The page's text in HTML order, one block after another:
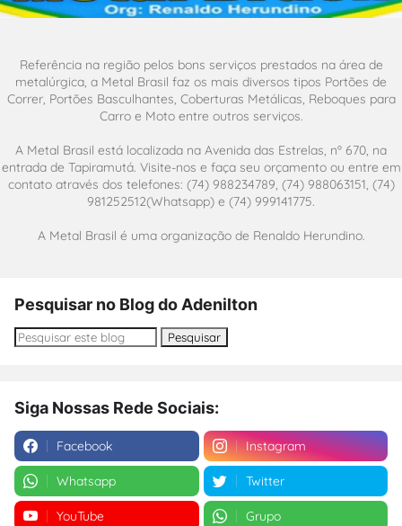
Referência na região pelos bons serviços prestados na área de
metalúrgica, a Metal Brasil faz os mais diversos tipos Portões de
Correr, Portões Basculhantes, Coberturas Metálicas, Reboques para
Carro e Moto entre outros serviços.
A Metal Brasil está localizada na Avenida das Estrelas, nº 670, na
entrada de Tapiramutá. Visite-nos e faça seu orçamento ou entre em
contato através dos telefones: (74) 988234789, (74) 988063151, (74)
981252512(Whatsapp) e (74) 999141775.
A Metal Brasil é uma organização de Renaldo Herundino.
Pesquisar no Blog do Adenilton
Siga Nossas Rede Sociais:
Facebook Instagram
Whatsapp Twitter
YouTube Grupo